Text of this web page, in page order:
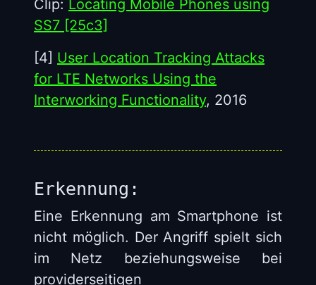
Clip: Locating Mobile Phones using
SS7 [25c3]
[4] User Location Tracking Attacks
for LTE Networks Using the
Interworking Functionality, 2016
Erkennung:
Eine Erkennung am Smartphone ist
nicht möglich. Der Angriff spielt sich
im Netz beziehungsweise bei
providerseitigen